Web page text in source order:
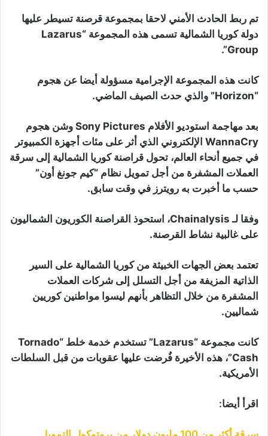
تم ربط الحادث الأمني لاحقا بمجموعة قرصنة تسيطر عليها
دولة كوريا الشمالية تسمى هذه المجموعة “Lazarus
Group”.
كانت هذه المجموعة الإجرامية مسؤولة أيضا عن هجوم
“Horizon” والذي حدث الصيف الماضي.
بعد مهاجمة استوديو الأفلام Sony Pictures وشن هجوم
WannaCry الإلكتروني الذي أثر على مئات أجهزة الكمبيوتر
في جميع أنحاء العالم، تحول قراصنة كوريا الشمالية إلى سرقة
العملات المشفرة من أجل تمويل نظام “كيم جونغ أون”
حسب ما أخبرت به رويترز في وقت سابق.
وفقا لـ Chainalysis، استحوذ القراصنة الكوريون الشماليون
على غالبية نشاط القرصنة.
تعتمد بعض الجهات الخبيثة من كوريا الشمالية على السير
الذاتية المزيفة من أجل التسلل إلى شركات العملات
المشفرة من خلال التظاهر بأنهم ليسوا مواطنين كوريين
شماليين.
كانت مجموعة “Lazarus” تستخدم خدمة خلط “Tornado
Cash”، هذه الأخيرة فُرضت عليها عقوبات من قبل السلطات
الأمريكية.
اقرأ أيضا: